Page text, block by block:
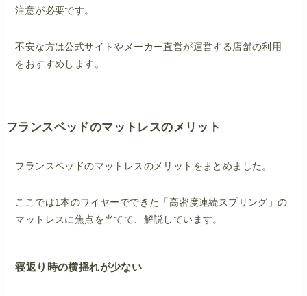
注意が必要です。
不安な方は公式サイトやメーカー直営が運営する店舗の利用
をおすすめします。
フランスベッドのマットレスのメリット
フランスベッドのマットレスのメリットをまとめました。
ここでは1本のワイヤーでできた「高密度連続スプリング」の
マットレスに焦点を当てて、解説しています。
寝返り時の横揺れが少ない